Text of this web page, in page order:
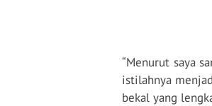
“Menurut saya
istilahnya
bekal yang